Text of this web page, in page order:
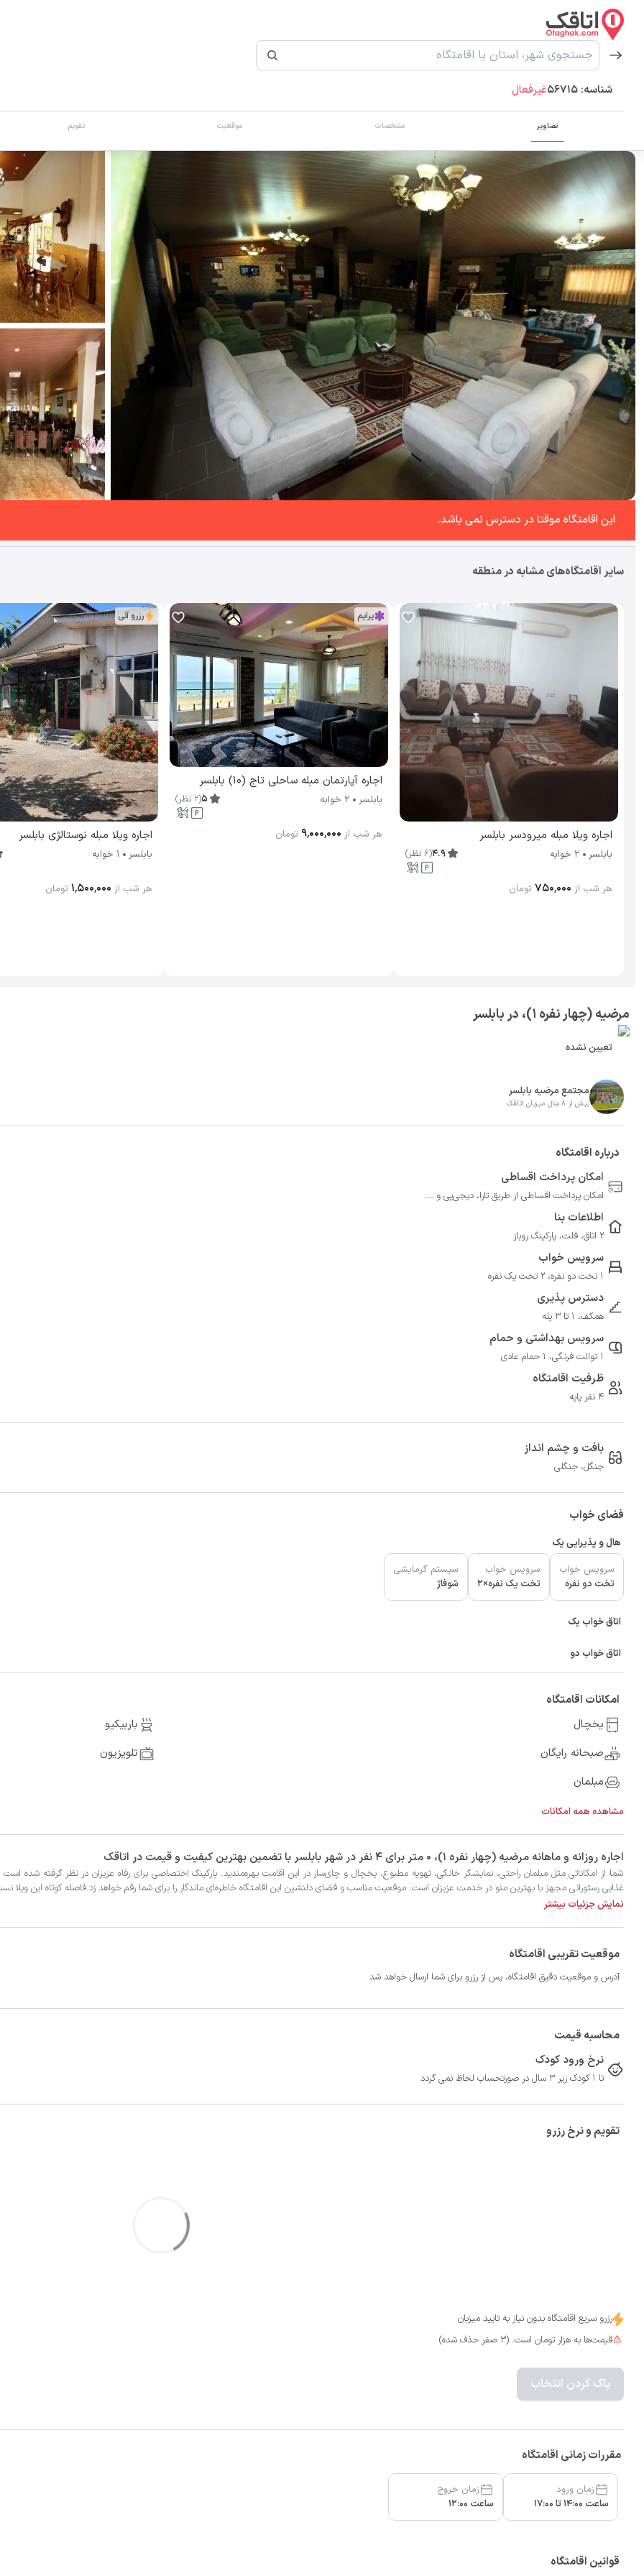
شناسه: 56715غیرفعال
تصاویر مشخصات موقعیت تقویم
این اقامتگاه موقتا در دسترس نمی باشد.
سایر اقامتگاه‌های مشابه در منطقه
اجاره ویلا مبله میرودسر بابلسر
بابلسر 2 خوابه 4.9
(
6 نظر)
هر شب از ۷۵۰٬۰۰۰ تومان
پرایم
اجاره آپارتمان مبله ساحلی تاج (۱۰) بابلسر
بابلسر 2 خوابه 5
(
2 نظر)
هر شب از ۹٬۰۰۰٬۰۰۰ تومان
رزرو آنی
اجاره ویلا مبله نوستالژی بابلسر
بابلسر 1 خوابه
هر شب از ۱٬۵۰۰٬۰۰۰ تومان
مرضیه (چهار نفره ۱)، در بابلسر
تعیین نشده
مجتمع مرضیه بابلسر
بیش از 8 سال میزبان اتاقک
درباره اقامتگاه
امکان پرداخت اقساطی
امکان پرداخت اقساطی از طریق تارا، دیجی‌پی و ...
اطلاعات بنا
2 اتاق، فلت، پارکینگ روباز
سرویس خواب
1 تخت دو نفره، 2 تخت یک نفره
دسترس پذیری
همکف، 1 تا 3 پله
سرویس بهداشتی و حمام
1 توالت فرنگی، 1 حمام عادی
ظرفیت اقامتگاه
4 نفر پایه
بافت و چشم انداز
جنگل، جنگلی
فضای خواب
هال و پذیرایی یک
سرویس خواب
تخت دو نفره
سرویس خواب
تخت یک نفره×2
سیستم گرمایشی
شوفاژ
اتاق خواب یک
اتاق خواب دو
امکانات اقامتگاه
یخچال
باربیکیو
صبحانه رایگان
تلویزیون
مبلمان
مشاهده همه امکانات
‫‫اجاره روزانه و ماهانه مرضیه (چهار نفره ۱)، 0 متر برای 4 نفر در شهر بابلسر با تضمین بهترین کیفیت و قیمت در اتاقک
غذایی رستورانی مجهز با بهترین منو در خدمت عزیزان است. موقعیت مناسب و فضای دلنشین این اقامتگاه خاطره‌‌ای ماندگار را برای شما رقم خواهد زد.فاصله کوتاه این ویلا
نمایش جزئیات بیشتر
موقعیت تقریبی اقامتگاه
آدرس و موقعیت دقیق اقامتگاه، پس از رزرو برای شما ارسال خواهد شد
محاسبه قیمت
نرخ ورود کودک
تا 1 کودک زیر 3 سال در صورتحساب لحاظ نمی گردد
تقویم و نرخ رزرو
رزرو سریع اقامتگاه بدون نیاز به تایید میزبان
قیمت‌ها به هزار تومان است. (3 صفر حذف شده)
پاک کردن انتخاب
مقررات زمانی اقامتگاه
زمان ورود
ساعت 14:00 تا 17:00
زمان خروج
ساعت 12:00
قوانین اقامتگاه